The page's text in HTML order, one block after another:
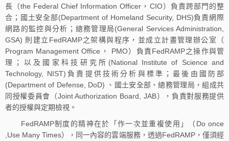
長（the Federal Chief Information Officer，CIO）負責跨部門的整
合；國土安全部(Department of Homeland Security, DHS)負責網際
網路的監控與分析；總務管理局(General Services Administration,
GSA) 則建立FedRAMP之架構與程序，並成立計畫管理辦公室（
Program Management Office， PMO）負責FedRAMP之操作與管
理；以及國家科技研究所(National Institute of Science and
Technology, NIST)負責提供技術分析與標準；最後由國防部
(Department of Defense, DoD) 、國土安全部、總務管理局，組成共
同授權委員會（Joint Authorization Board, JAB），負責對服務提供
者的授權與定期檢視。
FedRAMP制度的精神在於「作一次並重複使用」（Do once
,Use Many Times），同一內容的雲端服務，透過FedRAMP，僅須經